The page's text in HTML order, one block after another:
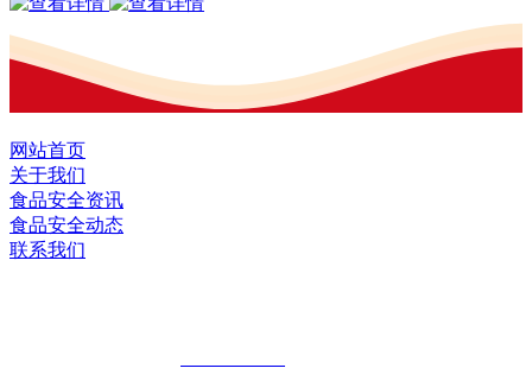
网站首页
关于我们
食品安全资讯
食品安全动态
联系我们